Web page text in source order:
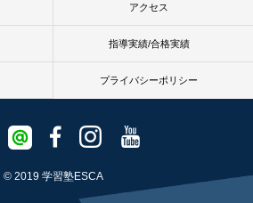
アクセス
指導実績/合格実績
プライバシーポリシー
© 2019 学習塾ESCA